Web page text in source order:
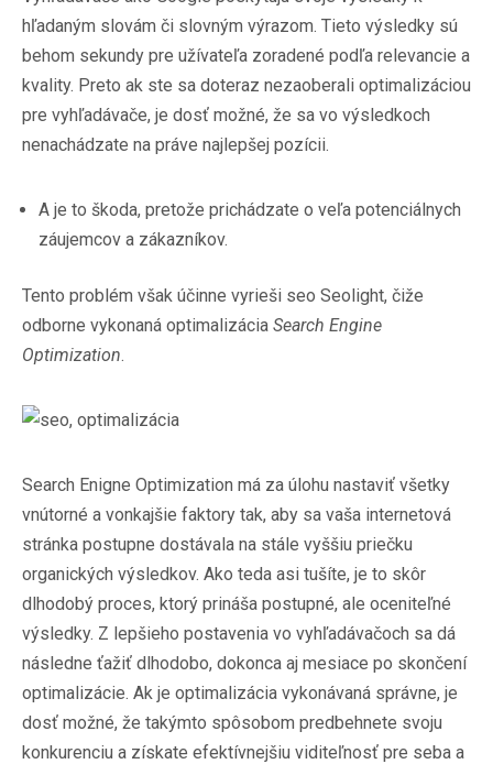
hľadaným slovám či slovným výrazom. Tieto výsledky sú
behom sekundy pre užívateľa zoradené podľa relevancie a
kvality. Preto ak ste sa doteraz nezaoberali optimalizáciou
pre vyhľadávače, je dosť možné, že sa vo výsledkoch
nenachádzate na práve najlepšej pozícii.
A je to škoda, pretože prichádzate o veľa potenciálnych
záujemcov a zákazníkov.
Tento problém však účinne vyrieši seo Seolight, čiže
odborne vykonaná optimalizácia Search Engine
Optimization.
Search Enigne Optimization má za úlohu nastaviť všetky
vnútorné a vonkajšie faktory tak, aby sa vaša internetová
stránka postupne dostávala na stále vyššiu priečku
organických výsledkov. Ako teda asi tušíte, je to skôr
dlhodobý proces, ktorý prináša postupné, ale oceniteľné
výsledky. Z lepšieho postavenia vo vyhľadávačoch sa dá
následne ťažiť dlhodobo, dokonca aj mesiace po skončení
optimalizácie. Ak je optimalizácia vykonávaná správne, je
dosť možné, že takýmto spôsobom predbehnete svoju
konkurenciu a získate efektívnejšiu viditeľnosť pre seba a